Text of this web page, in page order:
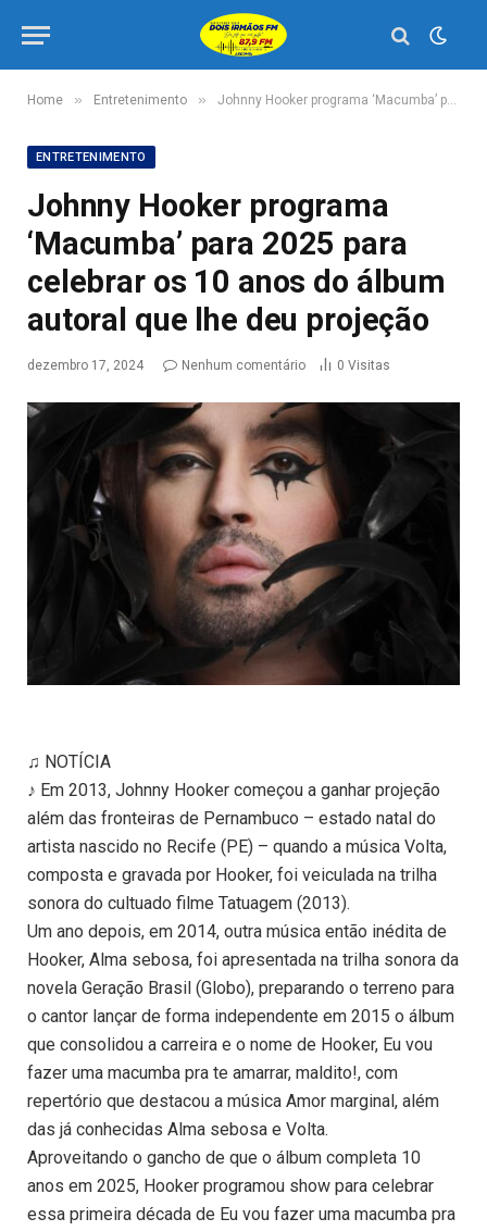
Home » Entretenimento » Johnny Hooker programa ‘Macumba’ para 2025 para celebrar os 10 anos do álbum autoral que lhe deu projeção
ENTRETENIMENTO
Johnny Hooker programa
‘Macumba’ para 2025 para
celebrar os 10 anos do álbum
autoral que lhe deu projeção
dezembro 17, 2024 Nenhum comentário 0 Visitas
♫ NOTÍCIA
♪ Em 2013, Johnny Hooker começou a ganhar projeção
além das fronteiras de Pernambuco – estado natal do
artista nascido no Recife (PE) – quando a música Volta,
composta e gravada por Hooker, foi veiculada na trilha
sonora do cultuado filme Tatuagem (2013).
Um ano depois, em 2014, outra música então inédita de
Hooker, Alma sebosa, foi apresentada na trilha sonora da
novela Geração Brasil (Globo), preparando o terreno para
o cantor lançar de forma independente em 2015 o álbum
que consolidou a carreira e o nome de Hooker, Eu vou
fazer uma macumba pra te amarrar, maldito!, com
repertório que destacou a música Amor marginal, além
das já conhecidas Alma sebosa e Volta.
Aproveitando o gancho de que o álbum completa 10
anos em 2025, Hooker programou show para celebrar
essa primeira década de Eu vou fazer uma macumba pra